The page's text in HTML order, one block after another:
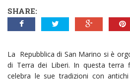
SHARE:
La Repubblica di San Marino si è
di Terra dei Liberi. In questa terra
celebra le sue tradizioni con